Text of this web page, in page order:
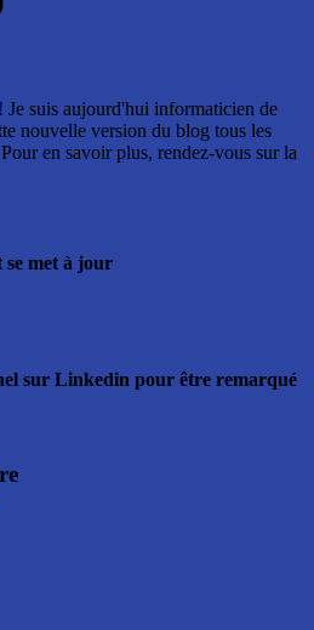
suis aujourd'hui informaticien de
nouvelle version du blog tous les
en savoir plus, rendez-vous sur la
se met à jour
sur Linkedin pour être remarqué